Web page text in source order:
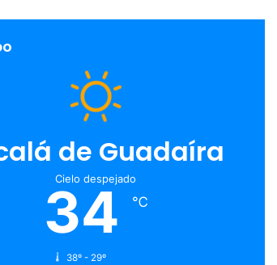
de Guadaíra
Cielo despejado
34 ℃
38º - 29º